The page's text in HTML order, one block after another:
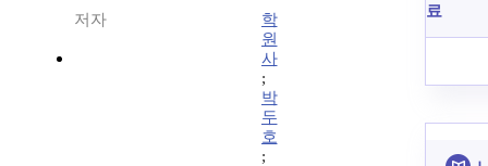
저자
학
원
사
;
박
두
호
;
료